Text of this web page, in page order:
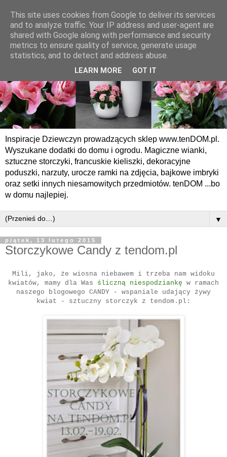
Inspiracje Dziewczyn prowadzących sklep www.tenDOM.pl.
Wyszukane dodatki do domu i ogrodu. Magiczne wianki,
sztuczne storczyki, francuskie kieliszki, dekoracyjne
poduszki, narzuty, urocze ramki na zdjęcia, bajkowe imbryki
oraz setki innych niesamowitych przedmiotów. tenDOM ...bo
w domu najlepiej.
▼
piątek, 13 lutego 2015
Storczykowe Candy z tendom.pl
Mili, jako, że wiosna niebawem i trzeba nam widoku
kwiatów, mamy dla Was śliczną niespodziankę w ramach
naszego blogowego CANDY - wspaniale udający żywy
kwiat - sztuczny storczyk z tendom.pl:
This site uses cookies from Google to deliver its services
and to analyze traffic. Your IP address and user-agent are
shared with Google along with performance and security
metrics to ensure quality of service, generate usage
statistics, and to detect and address abuse.
LEARN MORE GOT IT